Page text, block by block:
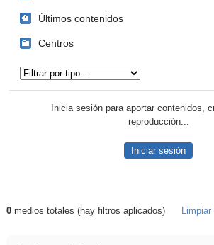
Últimos contenidos
Centros
Inicia sesión para aportar contenidos,
reproducción...
Iniciar sesión
Resultados de: fruto
0medios totales (hay filtros aplicados)